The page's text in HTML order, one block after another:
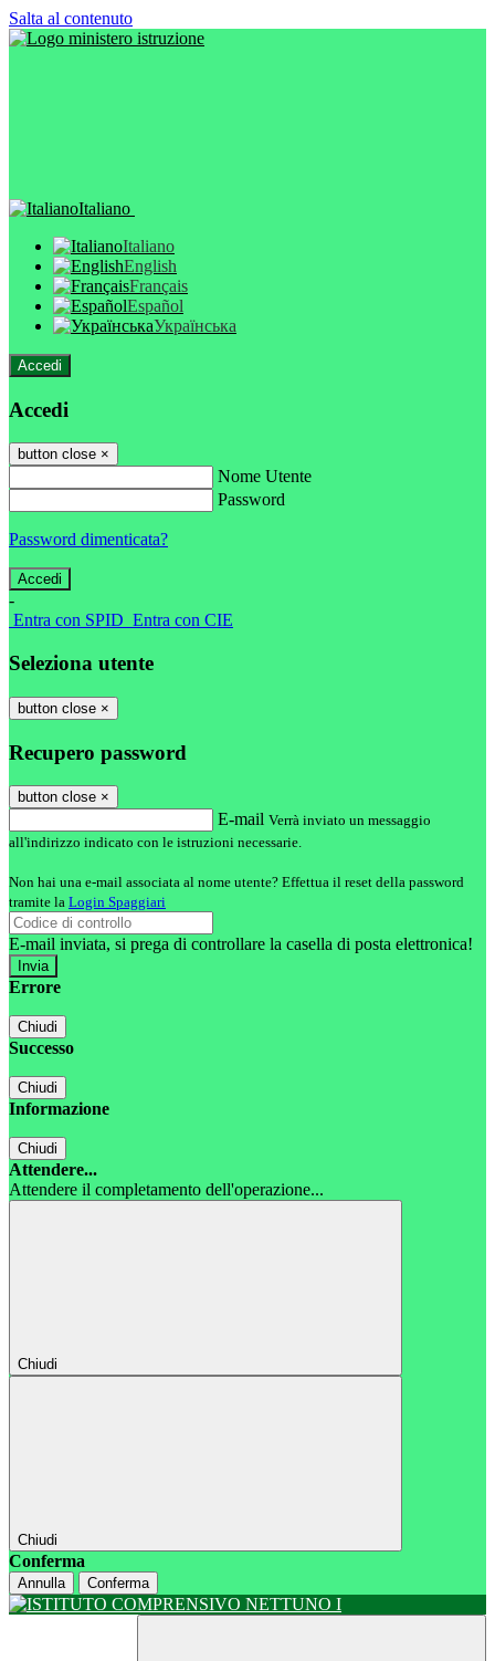
Salta al contenuto
Italiano
Italiano
English
Français
Español
Українська
Accedi
Accedi
button close ×
Nome Utente
Password
Password dimenticata?
-
Entra con SPID Entra con CIE
Seleziona utente
button close ×
Recupero password
button close ×
E-mail Verrà inviato un messaggio
all'indirizzo indicato con le istruzioni necessarie.
Non hai una e-mail associata al nome utente? Effettua il reset della password
tramite la Login Spaggiari
E-mail inviata, si prega di controllare la casella di posta elettronica!
Errore
Chiudi
Successo
Chiudi
Informazione
Chiudi
Attendere...
Attendere il completamento dell'operazione...
Chiudi
Chiudi
Conferma
Annulla Conferma